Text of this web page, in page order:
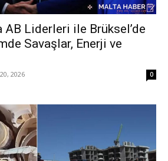
AB Liderleri ile Brüksel’de
Savaşlar, Enerji ve
2026 0